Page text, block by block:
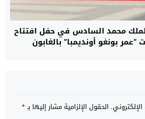
محمد السادس في حفل افتتاح
بونغو أونديمبا” بالغابون
الحقول الإلزامية مشار إليها بـ*